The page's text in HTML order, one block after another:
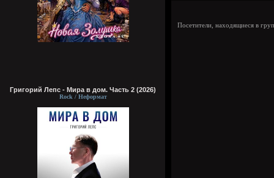
Григорий Лепс - Мира в дом. Часть 2 (2026)
Rock / Неформат
Посетители, находящиеся в